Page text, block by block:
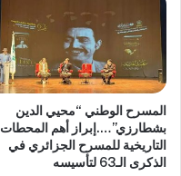
المسرح الوطني “محيي الدين
بشطارزي”….إبراز أهم المحطات
التاريخية للمسرح الجزائري في
الذكرى الـ63 لتأسيسه